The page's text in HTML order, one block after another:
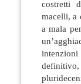
costretti
macelli, a
a mala